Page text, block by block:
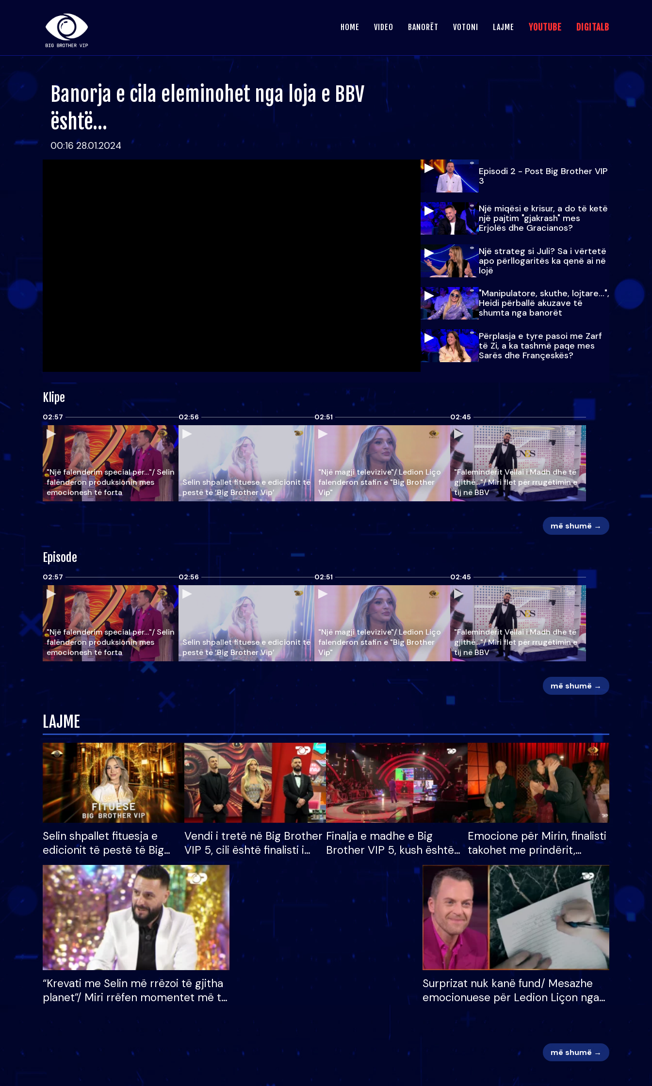
HOME VIDEO BANORËT VOTONI LAJME YOUTUBE DIGITALB
Banorja e cila eleminohet nga loja e BBV
është…
00:16 28.01.2024
Episodi 2 - Post Big Brother VIP
3
Një miqësi e krisur, a do të ketë
një pajtim "gjakrash" mes
Erjolës dhe Gracianos?
Një strateg si Juli? Sa i vërtetë
apo përllogaritës ka qenë ai në
lojë
"Manipulatore, skuthe, lojtare...",
Heidi përballë akuzave të
shumta nga banorët
Përplasja e tyre pasoi me Zarf
të Zi, a ka tashmë paqe mes
Sarës dhe Françeskës?
Klipe
02:57
"Një falenderim special për…"/ Selin
falënderon produksionin mes
emocionesh të forta
02:56
Selin shpallet fituese e edicionit të
pestë të ‘Big Brother Vip’
02:51
"Një magji televizive"/ Ledion Liço
falenderon stafin e "Big Brother
Vip"
02:45
"Faleminderit Vëllai i Madh dhe të
gjithë…"/ Miri flet për rrugëtimin e
tij në BBV
më shumë →
Episode
02:57
"Një falenderim special për…"/ Selin
falënderon produksionin mes
emocionesh të forta
02:56
Selin shpallet fituese e edicionit të
pestë të ‘Big Brother Vip’
02:51
"Një magji televizive"/ Ledion Liço
falenderon stafin e "Big Brother
Vip"
02:45
"Faleminderit Vëllai i Madh dhe të
gjithë…"/ Miri flet për rrugëtimin e
tij në BBV
më shumë →
LAJME
Selin shpallet fituesja e
edicionit të pestë të Big
Brother VIP, rrëmben
çmimin e madh prej 100
mijë eurosh
Vendi i tretë në Big Brother
VIP 5, cili është finalisti i
radhës që lë shtëpinë
Finalja e madhe e Big
Brother VIP 5, kush është
banori i parë që lë shtëpinë
dhe humb mundësinë për
të fituar çmimin e madh
Emocione për Mirin, finalisti
takohet me prindërit,
vajzën dhe bashkëshorten:
S’kemi ndonjë letër divorci
apo jo?
“Krevati me Selin më rrëzoi të gjitha
planet”/ Miri rrëfen momentet më të
mungojë zilja e mëngjesit kur…
Surprizat nuk kanë fund/ Mesazhe
emocionuese për Ledion Liçon nga
më shumë →